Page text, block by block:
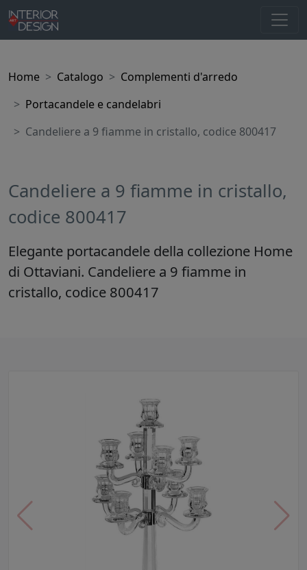
Home Catalogo
Complementi d'arredo
Portacandele e candelabri
Candeliere a 9 fiamme in cristallo, codice 800417
Candeliere a 9 fiamme in cristallo,
codice 800417
Elegante portacandele della collezione Home
di Ottaviani. Candeliere a 9 fiamme in
cristallo, codice 800417